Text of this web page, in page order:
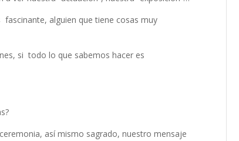
alguien que tiene cosas muy
si todo lo que sabemos hacer es
así mismo sagrado, nuestro mensaje